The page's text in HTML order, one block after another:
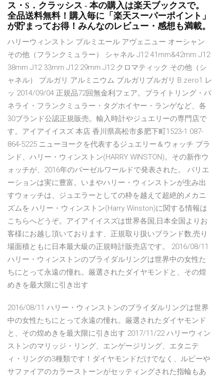
ス・S．クラッシス - 本の購入は楽天ブックスで。
全品送料無料！購入毎に「楽天スーパーポイント」
が貯まってお得！みんなのレビュー・感想も満載。
ハリーウィンストン プルミエール アヴェニュー オーシャン
その他（フランクミュラー） シャネル J12 41mm&42mm J12
38mm J12 33mm J12 29mm J12 クロマティック その他（シ
ャネル） ブルガリ アルミニウム ブルガリブルガリ B.zero1 レ
ッ 2014/09/04 正規品72回無金利フェア。ブライトリング・パ
ネライ・フランクミュラー・タグホイヤー・ランゲなど、各
30ブランド公認正規販売。輸入時計やジュエリーの専門店で
す。アイアイイスズ 本店 香川県高松市多肥下町1523-1 087-
864-5225 ニューヨークを代表するジュエリー＆ウォッチ ブラ
ンド、ハリー・ウィンストン(HARRY WINSTON)。その新作ウ
ォッチが、2016年のバーゼルワールドで発表された。 バリエ
ーションは実に豊富。いまやハリー・ウィンストンが生み出
すウォッチは、ジュエラーとしての枠を越えて超絶的メカニ
ズムを ハリー・ウィンストン(Harry Winston)に関する情報は
こちらへどうぞ。アイアイイスズは世界各国,日本全国よりお
客様にお越し頂いております、正規取り扱いブランド数,売り
場面積ともに日本最大級の正規時計販売店です。 2016/08/11
ハリー・ウィンストンのブライダルリングは世界中の女性た
ちにとって永遠の憧れ。厳選されたダイヤモンドと、その煌
めきを最大限に引き出す
2016/08/11 ハリー・ウィンストンのブライダルリングは世界
中の女性たちにとって永遠の憧れ。厳選されたダイヤモンド
と、その煌めきを最大限に引き出す 2017/11/22 ハリーウィン
ストンのマリッジ・リング、エンゲージリング、エタニテ
ィ・リングの3種類です！ダイヤモンドだけでなく、ルビーや
サファイアのカラーストーンがセッティングされた指輪もあ